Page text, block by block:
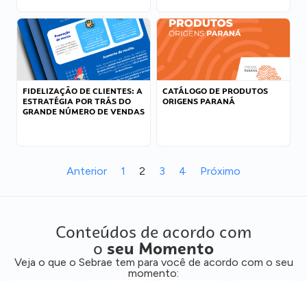
FIDELIZAÇÃO DE CLIENTES: A
ESTRATÉGIA POR TRÁS DO
GRANDE NÚMERO DE VENDAS
CATÁLOGO DE PRODUTOS
ORIGENS PARANÁ
Anterior 1 2 3 4 Próximo
Conteúdos de acordo com
o seu Momento
Veja o que o Sebrae tem para você de acordo com o seu
momento: